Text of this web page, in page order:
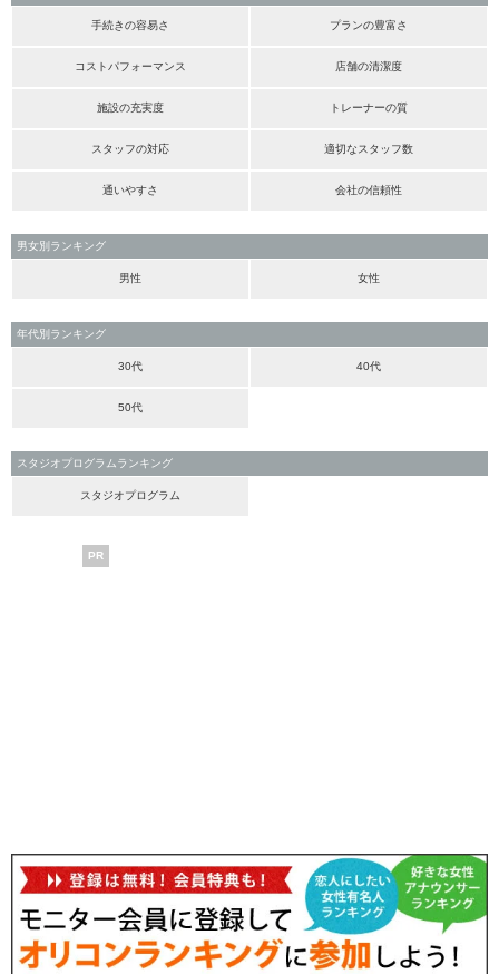
手続きの容易さ プランの豊富さ
コストパフォーマンス 店舗の清潔度
施設の充実度 トレーナーの質
スタッフの対応 適切なスタッフ数
通いやすさ 会社の信頼性
男女別ランキング
男性 女性
年代別ランキング
30代 40代
50代
スタジオプログラムランキング
スタジオプログラム
PR